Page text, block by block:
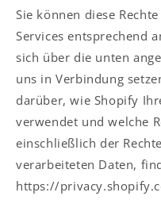
Sie können diese
Services entsprechend
sich über die unten
uns in Verbindung
darüber, wie Shopify
verwendet und welche
einschließlich der
verarbeiteten Daten,
https://